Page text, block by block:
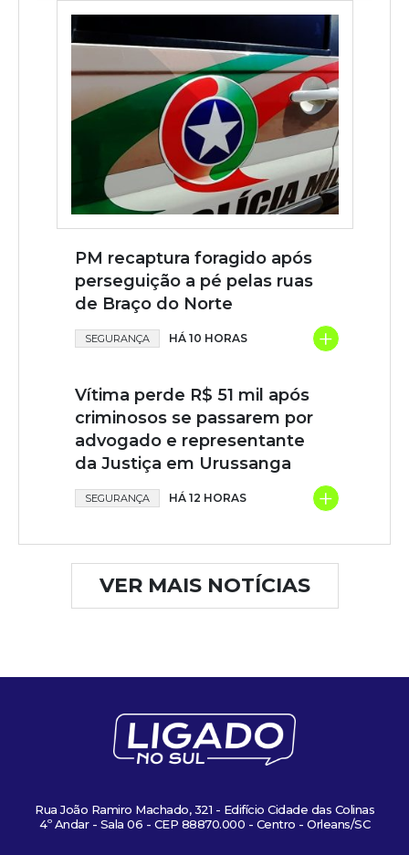
PM recaptura foragido após
perseguição a pé pelas ruas
de Braço do Norte
SEGURANÇA HÁ 10 HORAS +
Vítima perde R$ 51 mil após
criminosos se passarem por
advogado e representante
da Justiça em Urussanga
SEGURANÇA HÁ 12 HORAS +
VER MAIS NOTÍCIAS
Rua João Ramiro Machado, 321 - Edifício Cidade das Colinas
4º Andar - Sala 06 - CEP 88870.000 - Centro - Orleans/SC